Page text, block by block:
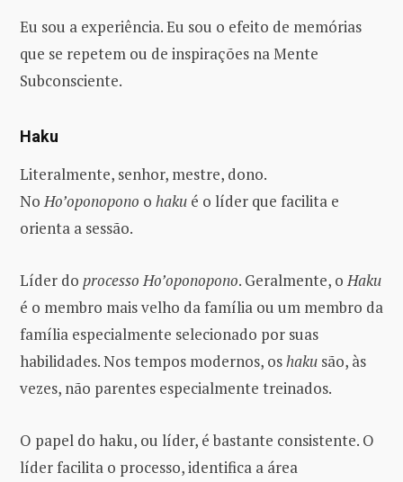
Eu sou a experiência. Eu sou o efeito de memórias
que se repetem ou de inspirações na Mente
Subconsciente.
Haku
Literalmente, senhor, mestre, dono.
NoHo’oponopono o haku é o líder que facilita e
orienta a sessão.
Líder do processo Ho’oponopono. Geralmente, oHaku
é o membro mais velho da família ou um membro da
família especialmente selecionado por suas
habilidades. Nos tempos modernos, oshaku são, às
vezes, não parentes especialmente treinados.
O papel do haku, ou líder, é bastante consistente. O
líder facilita o processo, identifica a área